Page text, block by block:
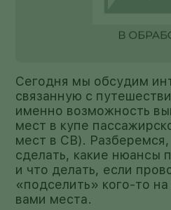
Сегодня мы обсудим
связанную с
именно возможность
мест в купе
мест в СВ).
сделать, какие нюансы
и что делать, если
«подселить» кого-то
вами места.